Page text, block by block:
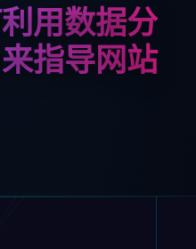
用数据分
指导网站